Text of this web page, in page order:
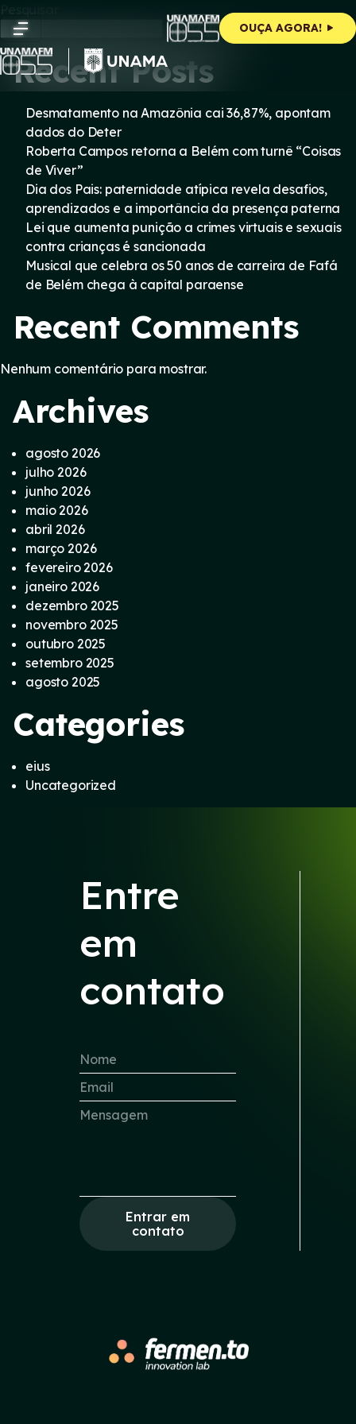
content
OUÇA AGORA!
Pesquisar
Pesquisar
Recent Posts
Desmatamento na Amazônia cai 36,87%, apontam
dados do Deter
Roberta Campos retorna a Belém com turnê “Coisas
de Viver”
Dia dos Pais: paternidade atípica revela desafios,
aprendizados e a importância da presença paterna
Lei que aumenta punição a crimes virtuais e sexuais
contra crianças é sancionada
Musical que celebra os 50 anos de carreira de Fafá
de Belém chega à capital paraense
Recent Comments
Nenhum comentário para mostrar.
Archives
agosto 2026
julho 2026
junho 2026
maio 2026
abril 2026
março 2026
fevereiro 2026
janeiro 2026
dezembro 2025
novembro 2025
outubro 2025
setembro 2025
agosto 2025
Categories
eius
Uncategorized
Entre
em
contato
Entrar em
contato